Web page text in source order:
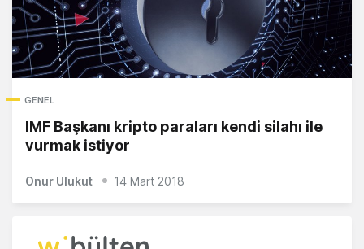
GENEL
IMF Başkanı kripto paraları kendi silahı ile
vurmak istiyor
Onur Ulukut 14 Mart 2018